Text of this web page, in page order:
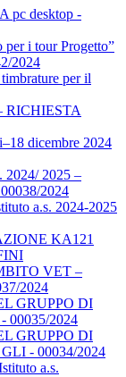
pc desktop -
per i tour Progetto”
2024
per il
RICHIESTA
dicembre 2024
2024/ 2025 –
2024
a.s. 2024-2025
KA121
VET –
2024
GRUPPO DI
00035/2024
GRUPPO DI
- 00034/2024
a.s.